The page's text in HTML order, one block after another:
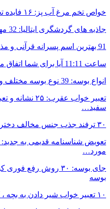
خواص تخم مرغ آب پز: ۱۶ فایده تخم مرغ آب پز برای سلامتی
جاذبه های گردشگری ایتالیا: 32 مهمترین جای دیدنی ونیز، رم،…
91 بهترین اسم پسرانه قرآنی و مذهبی با معنی و منبع
ساعت 11:11 آیا برای شما اتفاق می‌افتد ؟
انواع بوسه: 39 نوع بوسه مختلف و معنای پنهان آن ها
تعبیر خواب
سفید…
۳۰ ترفند جذب جنس مخالف دختر یا پسر که فورا و شدیدا جواب…
تعویض شناسنامه قدیمی به
مورد…
جای بوسه: ۳۰ روش
بوسه
۱۰ تعبیر خواب شیر دادن به بچه ، کودک و نوزاد از نظر معبران…